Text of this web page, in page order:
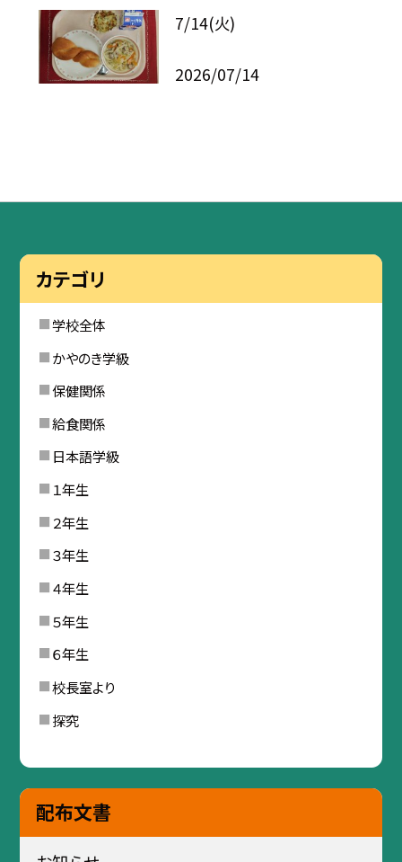
7/14(火)
2026/07/14
カテゴリ
学校全体
かやのき学級
保健関係
給食関係
日本語学級
１年生
２年生
３年生
４年生
５年生
６年生
校長室より
探究
配布文書